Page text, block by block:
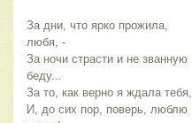
За дни, что ярко прожила,
любя, -
За ночи страсти и не званную
беду...
За то, как верно я ждала тебя,
И, до сих пор, поверь, люблю